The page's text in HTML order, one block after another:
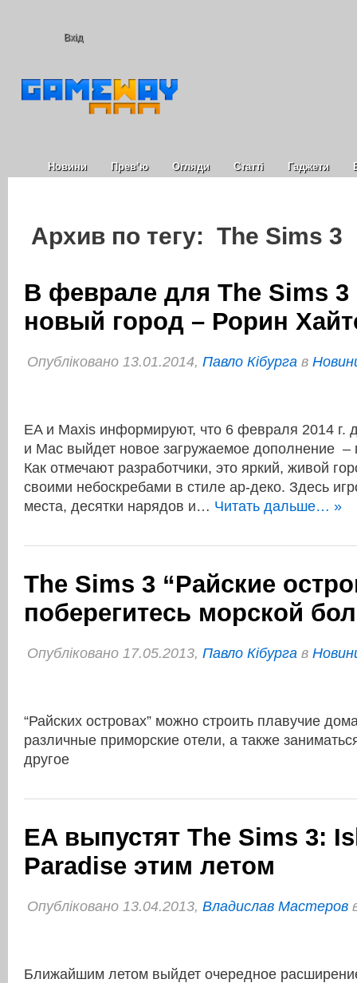
Вхід
Новини Прев’ю Огляди Статті Гаджети
Архив по тегу: The Sims 3
В феврале для The Sims 3
новый город – Рорин
Опубліковано 13.01.2014, Павло Кібурга в
EA и Maxis информируют, что 6 февраля 2014 г.
и Mac выйдет новое загружаемое дополнение –
Как отмечают разработчики, это яркий, живой
своими небоскребами в стиле ар-деко. Здесь
места, десятки нарядов и… Читать дальше… »
The Sims 3 “Райские
поберегитесь морской
Опубліковано 17.05.2013, Павло Кібурга в
“Райских островах” можно строить плавучие
различные приморские отели, а также
другое
EA выпустят The Sims 3:
Paradise этим летом
Опубліковано 13.04.2013, Владислав Мастеров
Ближайшим летом выйдет очередное